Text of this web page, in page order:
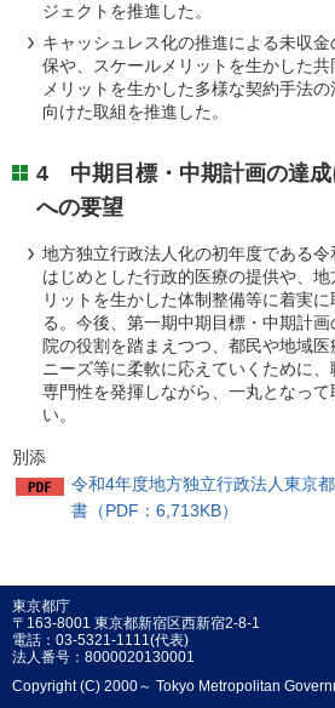
ジェクトを推進した。
キャッシュレス化の推進による未収
保や、スケールメリットを生かした
メリットを生かした多様な契約手法
向けた取組を推進した。
4 中期目標・中期計画の達成
への要望
地方独立行政法人化の初年度である
はじめとした行政的医療の提供や、
リットを生かした体制整備等に着実
る。今後、第一期中期目標・中期計
院の役割を踏まえつつ、都民や地域
ニーズ等に柔軟に応えていくために
専門性を発揮しながら、一丸となっ
い。
別添
令和4年度地方独立行政法人東京
書（PDF：6,713KB）
東京都庁
〒163-8001 東京都新宿区西新宿2-8-1
電話：03-5321-1111(代表)
法人番号：8000020130001
Copyright (C) 2000～ Tokyo Metropolitan